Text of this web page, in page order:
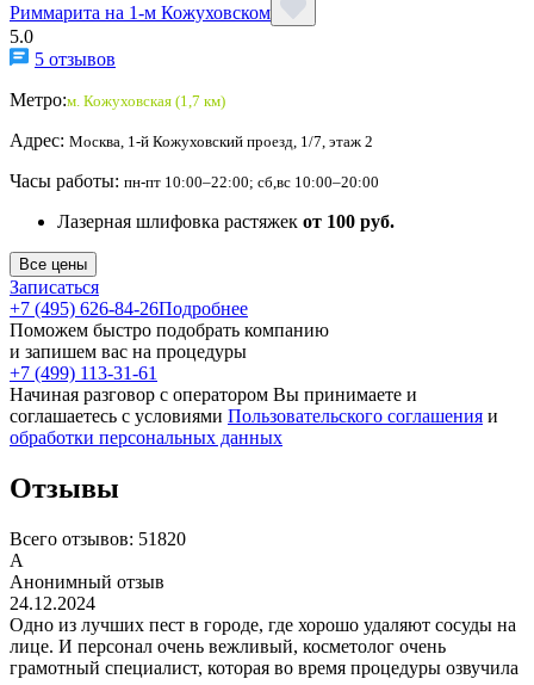
Риммарита на 1-м Кожуховском
5.0
5 отзывов
Метро:м. Кожуховская (1,7 км)
Адрес: Москва, 1-й Кожуховский проезд, 1/7, этаж 2
Часы работы: пн-пт 10:00–22:00; сб,вс 10:00–20:00
Лазерная шлифовка растяжек от 100 руб.
Все цены
Записаться
+7 (495) 626-84-26Подробнее
Поможем быстро подобрать компанию
и запишем вас на процедуры
+7 (499) 113-31-61
Начиная разговор с оператором Вы принимаете и
соглашаетесь с условиями Пользовательского соглашения и
обработки персональных данных
Отзывы
Всего отзывов: 51820
А
Анонимный отзыв
24.12.2024
Одно из лучших пест в городе, где хорошо удаляют сосуды на
лице. И персонал очень вежливый, косметолог очень
грамотный специалист, которая во время процедуры озвучила